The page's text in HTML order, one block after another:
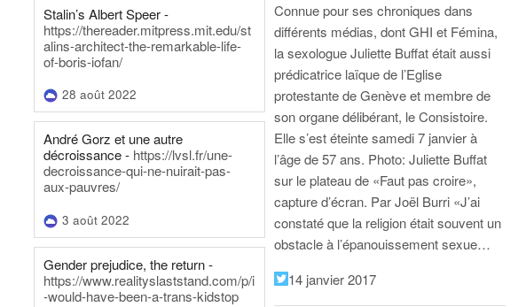
Stalin’s Albert Speer -
https://thereader.mitpress.mit.edu/st
alins-architect-the-remarkable-life-
of-boris-iofan/
28 août 2022
André Gorz et une autre
décroissance - https://lvsl.fr/une-
decroissance-qui-ne-nuirait-pas-
aux-pauvres/
3 août 2022
Gender prejudice, the return -
https://www.realityslaststand.com/p/i
-would-have-been-a-trans-kidstop
Connue pour ses chroniques dans
différents médias, dont GHI et Fémina,
la sexologue Juliette Buffat était aussi
prédicatrice laïque de l’Eglise
protestante de Genève et membre de
son organe délibérant, le Consistoire.
Elle s’est éteinte samedi 7 janvier à
l’âge de 57 ans. Photo: Juliette Buffat
sur le plateau de «Faut pas croire»,
capture d’écran. Par Joël Burri «J’ai
constaté que la religion était souvent un
obstacle à l’épanouissement sexue…
14 janvier 2017